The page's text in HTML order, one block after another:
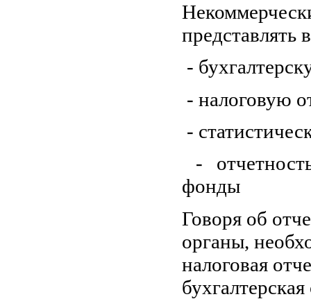
представлять
-
- налоговую
-
-
фонды
Говоря об
органы,
налоговая